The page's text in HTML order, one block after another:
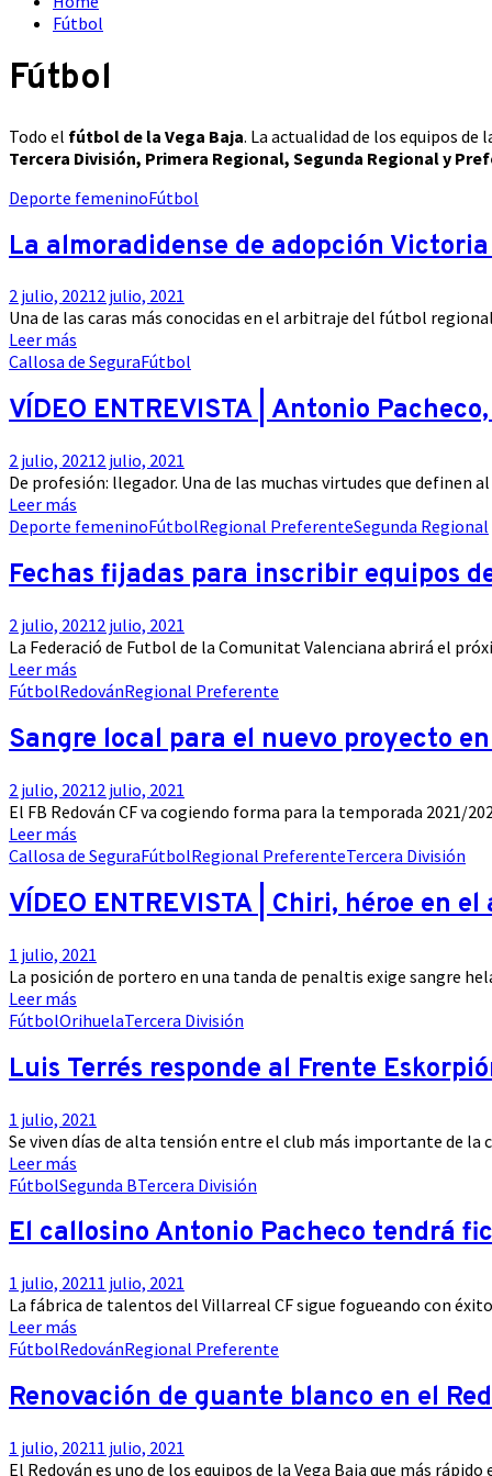
Fútbol
Fútbol
Todo el fútbol de la Vega Baja. La actualidad de los equipos de
Tercera División, Primera Regional, Segunda Regional y
Deporte femeninoFútbol
La almoradidense de adopción
2 julio, 20212 julio, 2021
Una de las caras más conocidas en el arbitraje del fútbol
Leer más
Callosa de SeguraFútbol
VÍDEO ENTREVISTA | Antonio
2 julio, 20212 julio, 2021
De profesión: llegador. Una de las muchas virtudes que definen
Leer más
Deporte femeninoFútbolRegional PreferenteSegunda Regional
Fechas fijadas para inscribir equipos
2 julio, 20212 julio, 2021
La Federació de Futbol de la Comunitat Valenciana abrirá el
Leer más
FútbolRedovánRegional Preferente
Sangre local para el nuevo proyecto
2 julio, 20212 julio, 2021
El FB Redován CF va cogiendo forma para la temporada 2021/
Leer más
Callosa de SeguraFútbolRegional PreferenteTercera División
VÍDEO ENTREVISTA | Chiri, héroe en
1 julio, 2021
La posición de portero en una tanda de penaltis exige sangre
Leer más
FútbolOrihuelaTercera División
Luis Terrés responde al Frente
1 julio, 2021
Se viven días de alta tensión entre el club más importante de la
Leer más
FútbolSegunda BTercera División
El callosino Antonio Pacheco tendrá
1 julio, 20211 julio, 2021
La fábrica de talentos del Villarreal CF sigue fogueando con
Leer más
FútbolRedovánRegional Preferente
Renovación de guante blanco en el
1 julio, 20211 julio, 2021
El Redován es uno de los equipos de la Vega Baja que más